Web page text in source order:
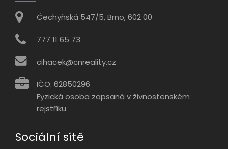
Čechyňská 547/5, Brno, 602 00
777 11 65 73
cihacek@cnreality.cz
IČO: 62850296
Fyzická osoba zapsaná v živnostenském
rejstříku
Sociální sítě